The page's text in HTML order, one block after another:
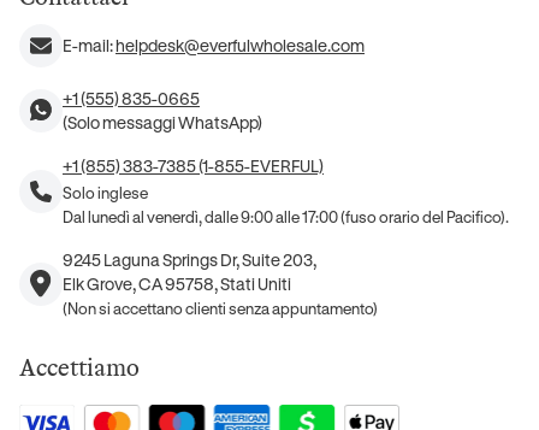
E-mail:helpdesk@everfulwholesale.com
+1 (555) 835-0665
(Solo messaggi WhatsApp)
+1 (855) 383-7385 (1-855-EVERFUL)
Solo inglese
Dal lunedì al venerdì, dalle 9:00 alle 17:00 (fuso orario del Pacifico).
9245 Laguna Springs Dr, Suite 203,
Elk Grove, CA 95758, Stati Uniti
(Non si accettano clienti senza appuntamento)
Accettiamo